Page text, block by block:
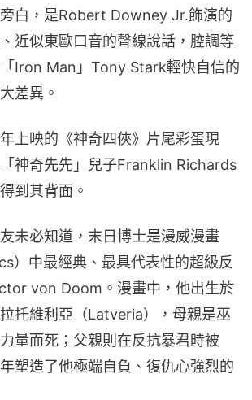
白，是Robert Downey Jr.飾演的
近似東歐口音的聲線說話，腔調等
Iron Man」Tony Stark輕快自信的
差異。
上映的《神奇四俠》片尾彩蛋現
神奇先先」兒子Franklin Richards
到其背面。
未必知道，末日博士是漫威漫畫
）中最經典、最具代表性的超級反
von Doom。漫畫中，他出生於
托維利亞（Latveria），母親是巫
量而死；父親則在反抗暴君時被
塑造了他極端自負、復仇心強烈的